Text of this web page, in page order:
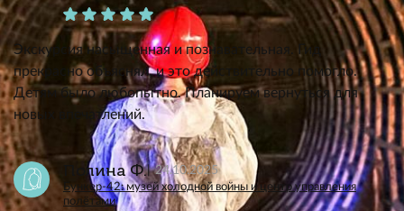
Экскурсия насыщенная и познавательная. Гид
прекрасно объяснял, и это действительно помогло.
Детям было любопытно. Планируем вернуться для
новых впечатлений.
Полина Ф. 24.10.2025
Бункер-42: музей холодной войны и центр управления
полётами